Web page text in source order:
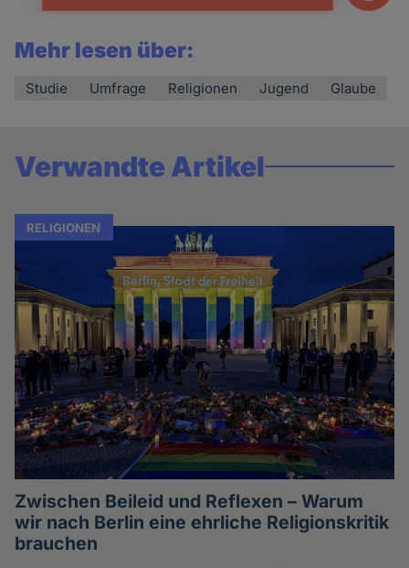
Mehr lesen über:
Studie Umfrage Religionen Jugend Glaube
Verwandte Artikel
RELIGIONEN
Zwischen Beileid und Reflexen – Warum
wir nach Berlin eine ehrliche Religionskritik
brauchen